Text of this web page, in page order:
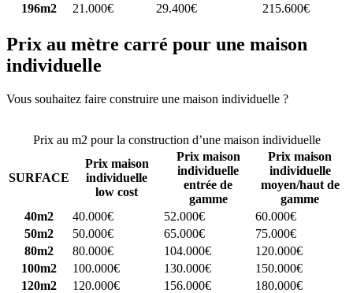
196m2
21.000€ 29.400€ 215.600€
Prix au mètre carré pour une maison
individuelle
Vous souhaitez faire construire une maison individuelle ?
Prix au m2 pour la construction d’une maison individuelle
SURFACE
Prix maison
individuelle
low cost
Prix maison
individuelle
entrée de
gamme
Prix maison
individuelle
moyen/haut de
gamme
40m2
40.000€ 52.000€
60.000€
50m2
50.000€ 65.000€
75.000€
80m2
80.000€ 104.000€
120.000€
100m2
100.000€ 130.000€
150.000€
120m2
120.000€ 156.000€
180.000€